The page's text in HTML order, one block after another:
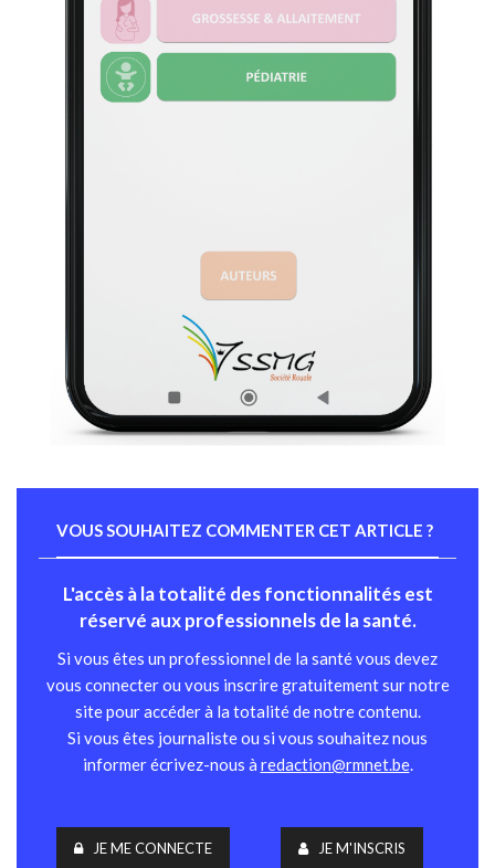
VOUS SOUHAITEZ COMMENTER CET ARTICLE ?
L'accès à la totalité des fonctionnalités est
réservé aux professionnels de la santé.
Si vous êtes un professionnel de la santé vous devez
vous connecter ou vous inscrire gratuitement sur notre
site pour accéder à la totalité de notre contenu.
Si vous êtes journaliste ou si vous souhaitez nous
informer écrivez-nous à redaction@rmnet.be.
JE ME CONNECTE JE M'INSCRIS